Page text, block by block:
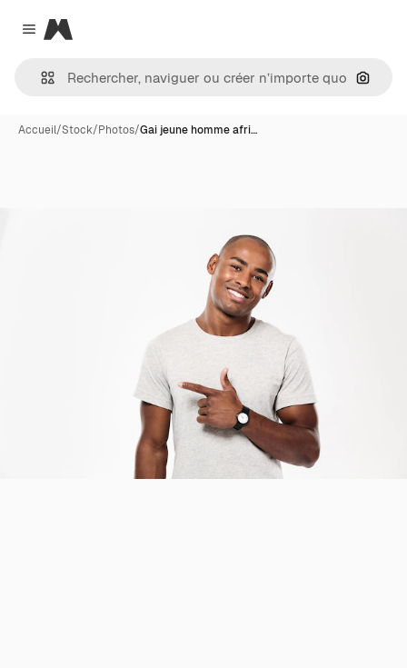
Close menu
Magnific
Accueil/Stock/Photos/Gai jeune homme afri…